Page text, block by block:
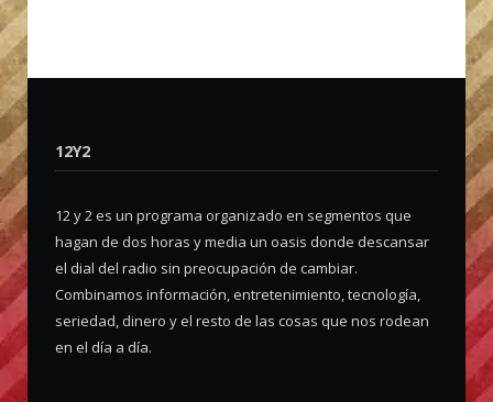
12Y2
12 y 2 es un programa organizado en segmentos que
hagan de dos horas y media un oasis donde descansar
el dial del radio sin preocupación de cambiar.
Combinamos información, entretenimiento, tecnología,
seriedad, dinero y el resto de las cosas que nos rodean
en el día a día.